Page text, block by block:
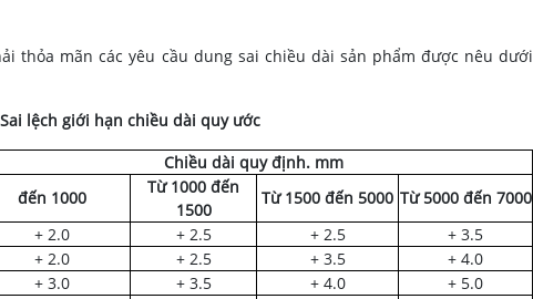
thỏa mãn các yêu cầu dung sai chiều dài sản phẩm được nêu dưới
Sai lệch giới hạn chiều dài quy ước
Chiều dài quy định. mm
đến 1000
Từ 1000 đến
1500
Từ 1500 đến 5000 Từ 5000 đến 7000
+ 2.0 + 2.5 + 2.5
+ 3.5
+ 2.0 + 2.5 + 3.5
+ 4.0
+ 3.0 + 3.5 + 4.0
+ 5.0